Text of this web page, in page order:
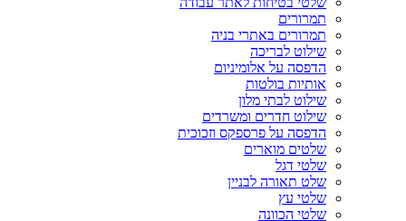
תמרורים
תמרורים באתרי בניה
שילוט לבריכה
הדפסה על אלומיניום
אותיות בולטות
שילוט לבתי מלון
שילוט חדרים ומשרדים
הדפסה על פרספקס וזכוכית
שלטים מוארים
שלטי דגל
שלט תאורה לבניין
שלטי עץ
שלטי הכוונה